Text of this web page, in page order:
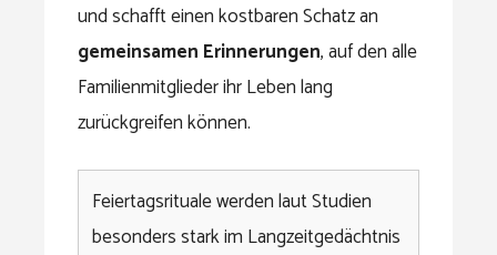
und schafft einen kostbaren Schatz an
gemeinsamen Erinnerungen, auf den alle
Familienmitglieder ihr Leben lang
zurückgreifen können.
Feiertagsrituale werden laut Studien
besonders stark im Langzeitgedächtnis